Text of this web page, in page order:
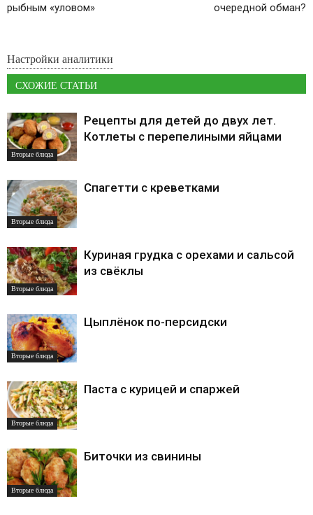
рыбным «уловом»
очередной обман?
Настройки аналитики
СХОЖИЕ СТАТЬИ
Вторые блюда
Рецепты для детей до двух лет.
Котлеты с перепелиными яйцами
Вторые блюда
Спагетти с креветками
Вторые блюда
Куриная грудка с орехами и сальсой
из свёклы
Вторые блюда
Цыплёнок по-персидски
Вторые блюда
Паста с курицей и спаржей
Вторые блюда
Биточки из свинины